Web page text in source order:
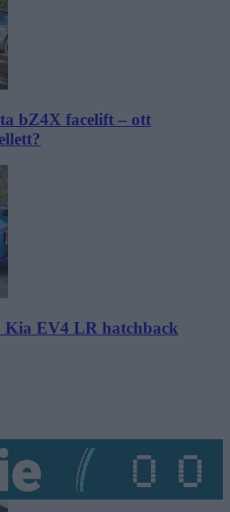
bZ4X facelift – ott
Kia EV4 LR hatchback